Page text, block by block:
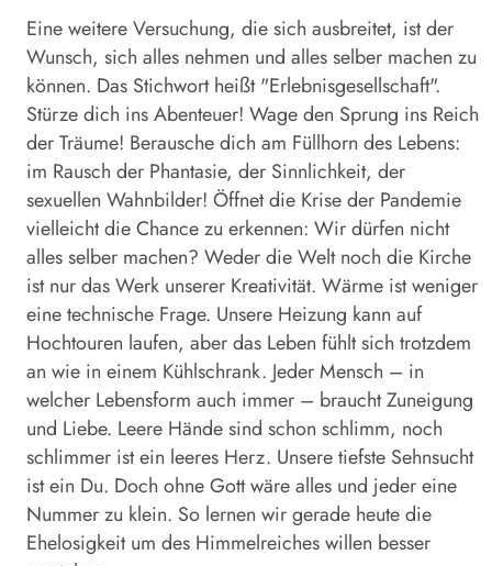
Eine weitere Versuchung, die sich ausbreitet, ist der
Wunsch, sich alles nehmen und alles selber machen zu
können. Das Stichwort heißt "Erlebnisgesellschaft".
Stürze dich ins Abenteuer! Wage den Sprung ins Reich
der Träume! Berausche dich am Füllhorn des Lebens:
im Rausch der Phantasie, der Sinnlichkeit, der
sexuellen Wahnbilder! Öffnet die Krise der Pandemie
vielleicht die Chance zu erkennen: Wir dürfen nicht
alles selber machen? Weder die Welt noch die Kirche
ist nur das Werk unserer Kreativität. Wärme ist weniger
eine technische Frage. Unsere Heizung kann auf
Hochtouren laufen, aber das Leben fühlt sich trotzdem
an wie in einem Kühlschrank. Jeder Mensch – in
welcher Lebensform auch immer – braucht Zuneigung
und Liebe. Leere Hände sind schon schlimm, noch
schlimmer ist ein leeres Herz. Unsere tiefste Sehnsucht
ist ein Du. Doch ohne Gott wäre alles und jeder eine
Nummer zu klein. So lernen wir gerade heute die
Ehelosigkeit um des Himmelreiches willen besser